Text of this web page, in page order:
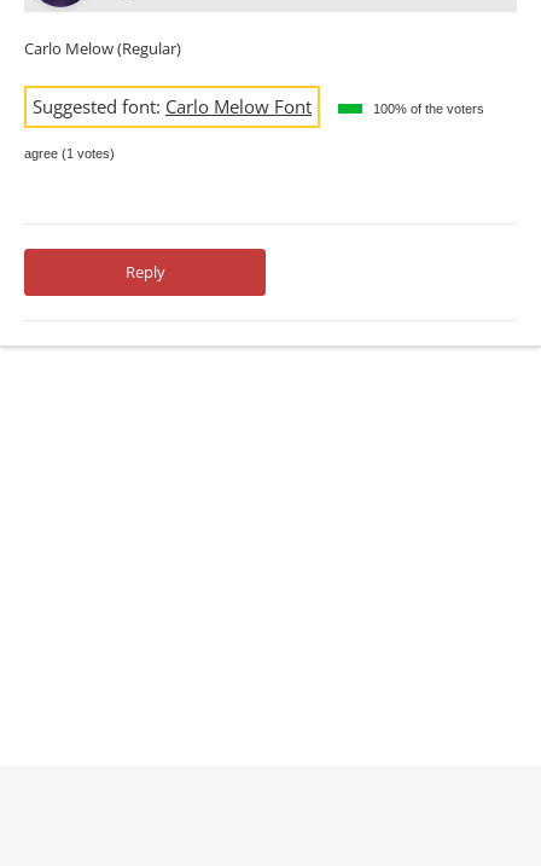
Carlo Melow (Regular)
Suggested font: Carlo Melow Font 100% of the voters
agree (1 votes)
Reply